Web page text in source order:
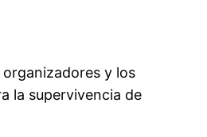
y los
la supervivencia de